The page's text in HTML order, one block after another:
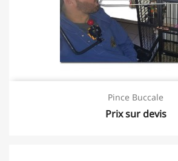
Pince Buccale
Prix sur devis